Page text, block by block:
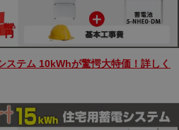
テム 10kWhが驚愕大特価！詳しく